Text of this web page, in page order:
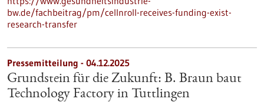
bw.de/fachbeitrag/pm/cellnroll-receives-funding-exist-
research-transfer
Pressemitteilung - 04.12.2025
Grundstein für die Zukunft: B. Braun baut
Technology Factory in Tuttlingen